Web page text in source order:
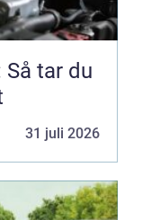
tar du
31 juli 2026